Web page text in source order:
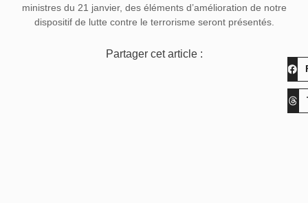
ministres du 21 janvier, des éléments d’amélioration de notre
dispositif de lutte contre le terrorisme seront présentés.
Partager cet article :